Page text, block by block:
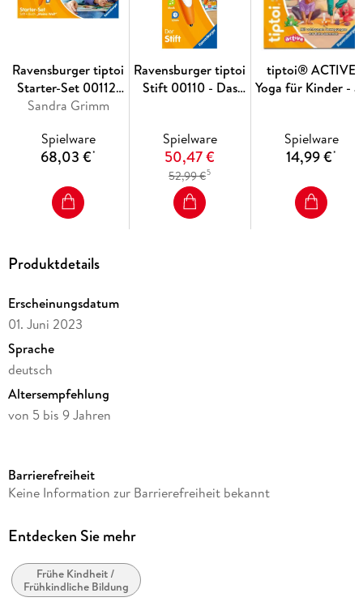
Ravensburger tiptoi
Starter-Set 00112:
Stift und Bilderbuch
Entdecken Meine
Welt - Lernsystem
Jahren
Sandra Grimm
Spielware
68,03 €*
Ravensburger tiptoi
Stift 00110 - Das
Lernspielzeug für
Kinder ab 2 Jahren -
Der Stift
Spielware
50,47 €
52,99 €5
tiptoi® ACTIVE
Yoga für Kinder -
Spielware
14,99 €*
Produktdetails
Erscheinungsdatum
01. Juni 2023
Sprache
deutsch
Altersempfehlung
von 5 bis 9 Jahren
Autor/Autorin
Auszeichnung
Verlag/Hersteller
Ravensburger Spieleverlag
Barrierefreiheit
Keine Information zur Barrierefreiheit bekannt
Entdecken Sie mehr
Frühe Kindheit /
Frühkindliche Bildung